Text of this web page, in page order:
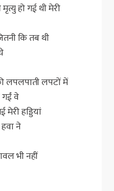
हो गई थी मेरी
कि तब थी
लपटों में
वे
हड्डियां
ने
भी नहीं